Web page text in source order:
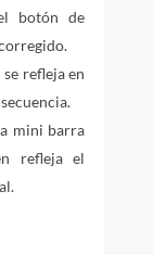
botón de
refleja en
mini barra
refleja el